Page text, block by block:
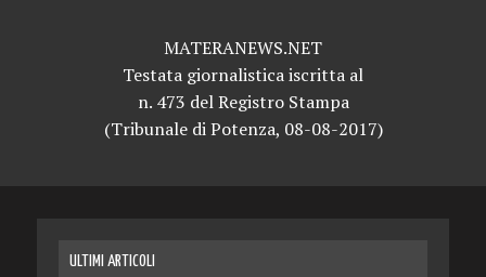
MATERANEWS.NET
Testata giornalistica iscritta al
n. 473 del Registro Stampa
(Tribunale di Potenza, 08-08-2017)
ULTIMI ARTICOLI